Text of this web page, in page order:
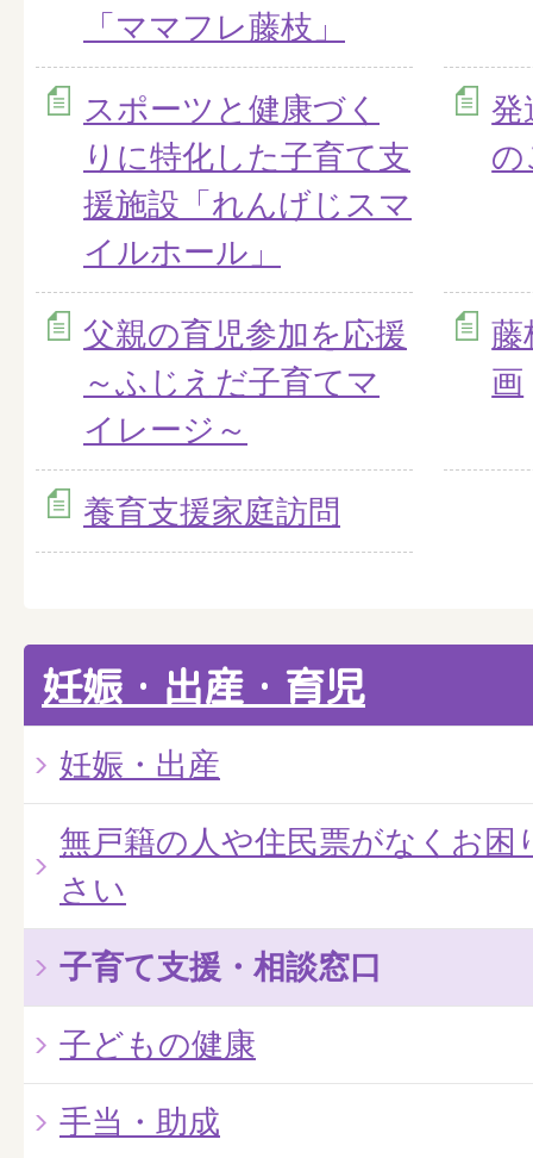
「ママフレ藤枝」
スポーツと健康づく
りに特化した子育て支
援施設「れんげじスマ
イルホール」
発
の
父親の育児参加を応援
～ふじえだ子育てマ
イレージ～
藤
画
養育支援家庭訪問
妊娠・出産・育児
妊娠・出産
無戸籍の人や住民票がなくお困
さい
子育て支援・相談窓口
子どもの健康
手当・助成